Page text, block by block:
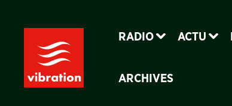
RADIO ACTU
ARCHIVES